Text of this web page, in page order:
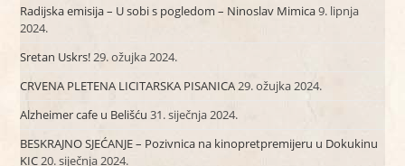
Radijska emisija – U sobi s pogledom – Ninoslav Mimica9. lipnja
2024.
Sretan Uskrs!29. ožujka 2024.
CRVENA PLETENA LICITARSKA PISANICA29. ožujka 2024.
Alzheimer cafe u Belišću 31. siječnja 2024.
BESKRAJNO SJEĆANJE – Pozivnica na kinopretpremijeru u Dokukinu
KIC20. siječnja 2024.